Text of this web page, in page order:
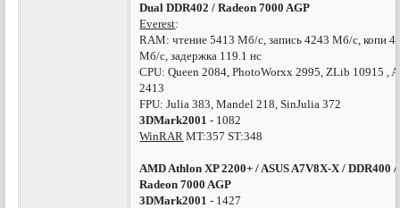
Dual DDR402 / Radeon 7000 AGP
Everest:
RAM: чтение 5413 Мб/с, запись 4243 Мб/с, копи
Мб/с, задержка 119.1 нс
CPU: Queen 2084, PhotoWorxx 2995, ZLib 10915 ,
2413
FPU: Julia 383, Mandel 218, SinJulia 372
3DMark2001 - 1082
WinRAR MT:357 ST:348
AMD Athlon XP 2200+ / ASUS A7V8X-X / DDR400 /
Radeon 7000 AGP
3DMark2001 - 1427